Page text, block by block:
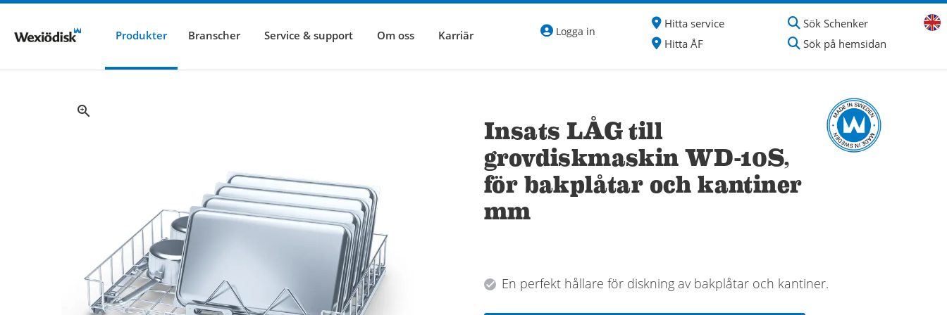
Produkter Branscher Service & support Om oss Karriär Logga in
Hitta service
Hitta ÅF
Sök Schenker
Sök på hemsidan
zoom_in
zoom_in
Insats LÅG till
grovdiskmaskin WD-10S,
för bakplåtar och kantiner
mm
En perfekt hållare för diskning av bakplåtar och kantiner.